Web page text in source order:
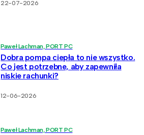
22-07-2026
Paweł Lachman, PORT PC
Dobra pompa ciepła to nie wszystko.
Co jest potrzebne, aby zapewniła
niskie rachunki?
12-06-2026
Paweł Lachman, PORT PC